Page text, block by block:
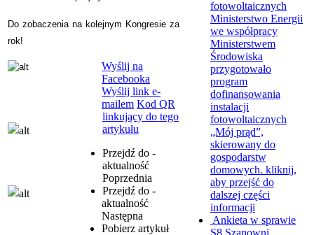
Do zobaczenia na kolejnym Kongresie za
rok!
Wyślij na
Facebooka
Wyślij link e-
mailem Kod QR
linkujący do tego
artykułu
Przejdź do -
aktualność
Poprzednia
Przejdź do -
aktualność
Następna
Pobierz artykuł
fotowoltaicznych
Ministerstwo Energii
we współpracy
Ministerstwem
Środowiska
przygotowało
program
dofinansowania
instalacji
fotowoltaicznych
„Mój prąd”,
skierowany do
gospodarstw
domowych. kliknij,
aby przejść do
dalszej części
informacji
Ankieta w sprawie
S8 Szanowni